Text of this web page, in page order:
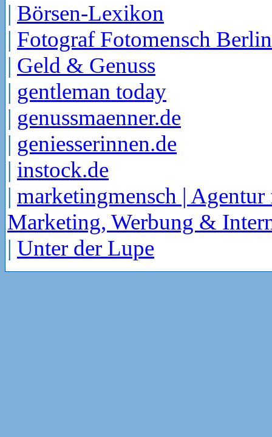
| Börsen-Lexikon
| Fotograf Fotomensch Berlin
| Geld & Genuss
| gentleman today
| genussmaenner.de
| geniesserinnen.de
| instock.de
| marketingmensch | Agentur
Marketing, Werbung &
| Unter der Lupe